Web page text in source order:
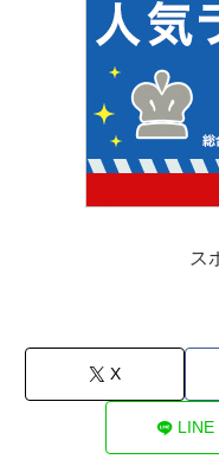
ス
X
LINE